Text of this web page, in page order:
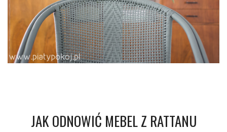
JAK ODNOWIĆ MEBEL Z RATTANU